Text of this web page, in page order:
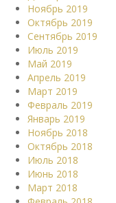
Ноябрь 2019
Октябрь 2019
Сентябрь 2019
Июль 2019
Май 2019
Апрель 2019
Март 2019
Февраль 2019
Январь 2019
Ноябрь 2018
Октябрь 2018
Июль 2018
Июнь 2018
Март 2018